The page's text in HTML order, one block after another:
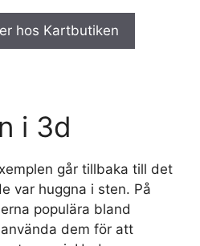
hos Kartbutiken
i 3d
går tillbaka till det
var huggna i sten. På
populära bland
dem för att